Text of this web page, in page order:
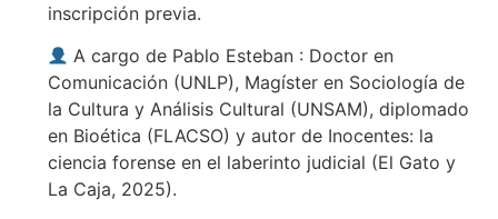
inscripción previa.
A cargo de Pablo Esteban : Doctor en
Comunicación (UNLP), Magíster en Sociología de
la Cultura y Análisis Cultural (UNSAM), diplomado
en Bioética (FLACSO) y autor de Inocentes: la
ciencia forense en el laberinto judicial (El Gato y
La Caja, 2025).